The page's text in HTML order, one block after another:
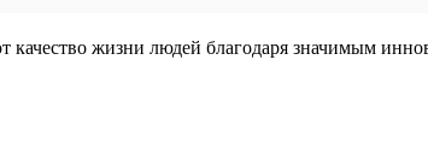
жизни людей благодаря значимым